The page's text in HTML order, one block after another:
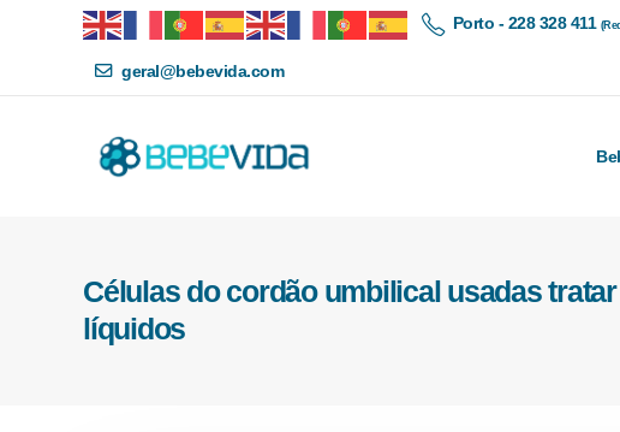
Porto - 228 328 411
geral@bebevida.com
Células do cordão umbilical usadas
líquidos